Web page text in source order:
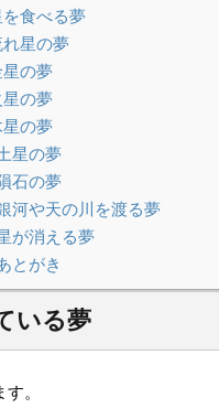
を食べる夢
れ星の夢
星の夢
星の夢
星の夢
星の夢
石の夢
河や天の川を渡る夢
が消える夢
とがき
いる夢
。